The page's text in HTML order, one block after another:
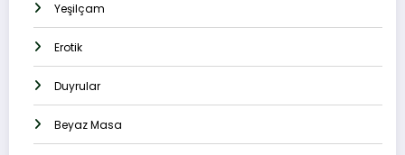
Yeşilçam
Erotik
Duyrular
Beyaz Masa